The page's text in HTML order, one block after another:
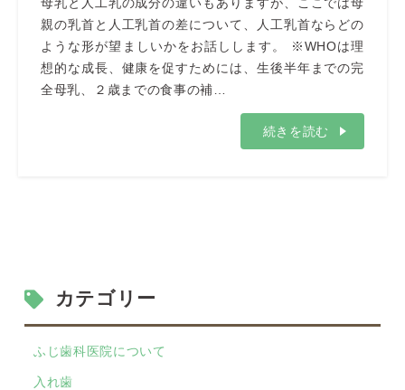
親の乳首と人工乳首の差について、人工乳首ならどの
ような形が望ましいかをお話しします。 ※WHOは理
想的な成長、健康を促すためには、生後半年までの完
全母乳、２歳までの食事の補…
続きを読む
カテゴリー
ふじ歯科医院について
入れ歯